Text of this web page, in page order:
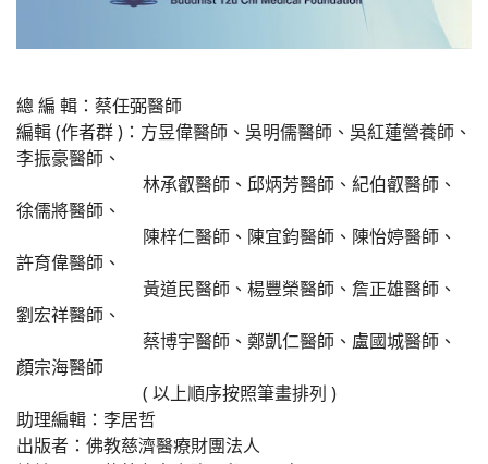
總 編 輯：蔡任弼醫師
編輯 (作者群 )：方昱偉醫師、吳明儒醫師、吳紅蓮營養師、
李振豪醫師、
林承叡醫師、邱炳芳醫師、紀伯叡醫師、
徐儒將醫師、
陳梓仁醫師、陳宜鈞醫師、陳怡婷醫師、
許育偉醫師、
黃道民醫師、楊豐榮醫師、詹正雄醫師、
劉宏祥醫師、
蔡博宇醫師、鄭凱仁醫師、盧國城醫師、
顏宗海醫師
( 以上順序按照筆畫排列 )
助理編輯：李居哲
出版者：佛教慈濟醫療財團法人